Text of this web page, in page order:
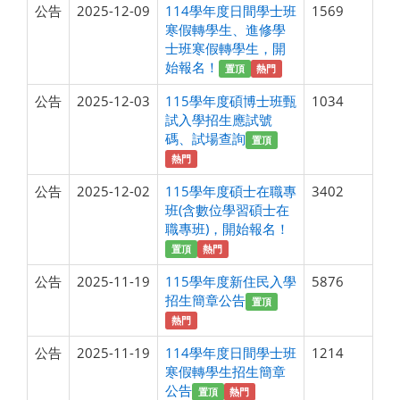
公告 2025-12-09
114學年度日間學士班
寒假轉學生、進修學
士班寒假轉學生，開
始報名！
置頂 熱門
1569
公告 2025-12-03
115學年度碩博士班甄
試入學招生應試號
碼、試場查詢 置頂
熱門
1034
公告 2025-12-02
115學年度碩士在職專
班(含數位學習碩士在
職專班)，開始報名！
置頂 熱門
3402
公告 2025-11-19
115學年度新住民入學
招生簡章公告 置頂
熱門
5876
公告 2025-11-19
114學年度日間學士班
寒假轉學生招生簡章
公告 置頂 熱門
1214